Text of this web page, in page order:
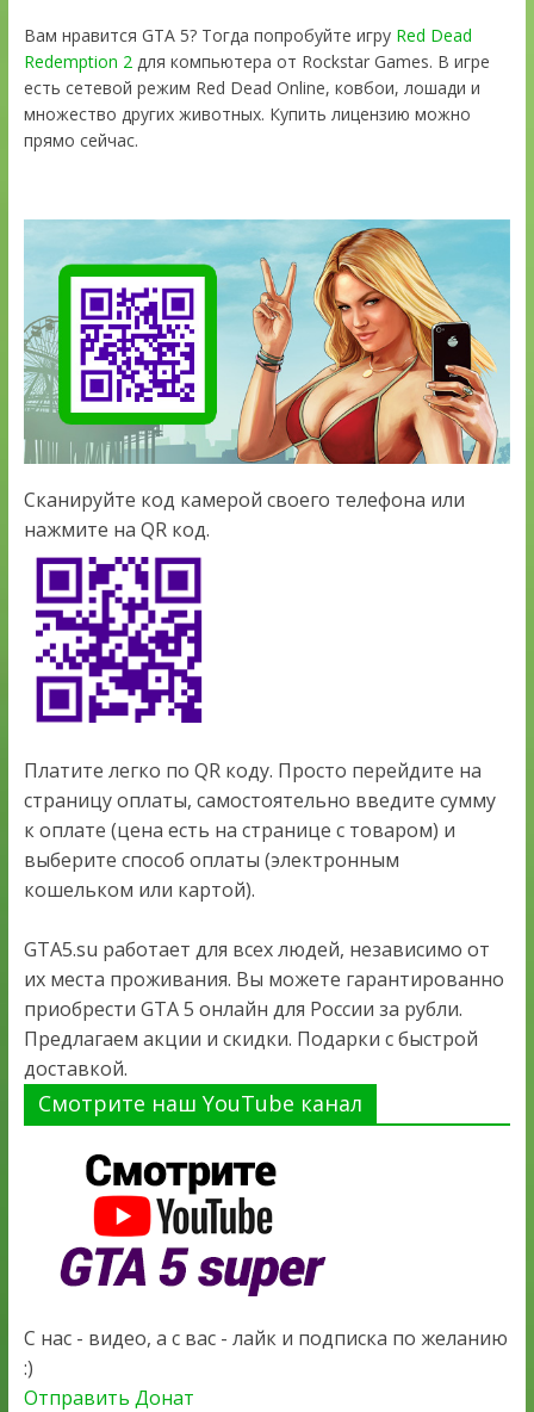
Вам нравится GTA 5? Тогда попробуйте игру Red Dead
Redemption 2для компьютера от Rockstar Games. В игре
есть сетевой режим Red Dead Online, ковбои, лошади и
множество других животных. Купить лицензию можно
прямо сейчас.
Сканируйте код камерой своего телефона или
нажмите на QR код.
Платите легко по QR коду. Просто перейдите на
страницу оплаты, самостоятельно введите сумму
к оплате (цена есть на странице с товаром) и
выберите способ оплаты (электронным
кошельком или картой).
GTA5.su работает для всех людей, независимо от
их места проживания. Вы можете гарантированно
приобрести GTA 5 онлайн для России за рубли.
Предлагаем акции и скидки. Подарки с быстрой
доставкой.
Смотрите наш YouTube канал
С нас - видео, а с вас - лайк и подписка по желанию
:)
Отправить Донат